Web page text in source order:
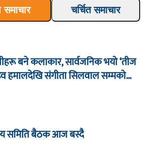
समाचार चर्चित समाचार
बने कलाकार, सार्वजनिक भयो ‘तीज
हमालदेखि संगीता सिलवाल सम्मको
समिति बैठक आज बस्दै